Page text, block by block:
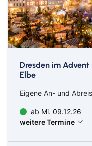
Reisemagazin
Städtereisen
Abreiseort
Bahn
Bus
Aachen
Bayern
Dresden im
Elbe
Eigene An- und
ab Mi. 09.12.26
weitere Termine